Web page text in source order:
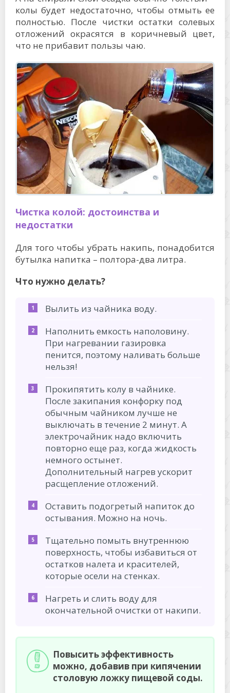
колы будет недостаточно, чтобы отмыть ее
полностью. После чистки остатки солевых
отложений окрасятся в коричневый цвет,
что не прибавит пользы чаю.
Чистка колой: достоинства и
недостатки
Для того чтобы убрать накипь, понадобится
бутылка напитка – полтора-два литра.
Что нужно делать?
Вылить из чайника воду.
Наполнить емкость наполовину.
При нагревании газировка
пенится, поэтому наливать больше
нельзя!
Прокипятить колу в чайнике.
После закипания конфорку под
обычным чайником лучше не
выключать в течение 2 минут. А
электрочайник надо включить
повторно еще раз, когда жидкость
немного остынет.
Дополнительный нагрев ускорит
расщепление отложений.
Оставить подогретый напиток до
остывания. Можно на ночь.
Тщательно помыть внутреннюю
поверхность, чтобы избавиться от
остатков налета и красителей,
которые осели на стенках.
Нагреть и слить воду для
окончательной очистки от накипи.
Повысить эффективность
можно, добавив при кипячении
столовую ложку пищевой соды.